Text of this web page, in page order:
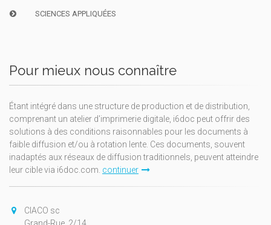
SCIENCES APPLIQUÉES
Pour mieux nous connaître
Étant intégré dans une structure de production et de distribution,
comprenant un atelier d'imprimerie digitale, i6doc peut offrir des
solutions à des conditions raisonnables pour les documents à
faible diffusion et/ou à rotation lente. Ces documents, souvent
inadaptés aux réseaux de diffusion traditionnels, peuvent atteindre
leur cible via i6doc.com. continuer
CIACO sc